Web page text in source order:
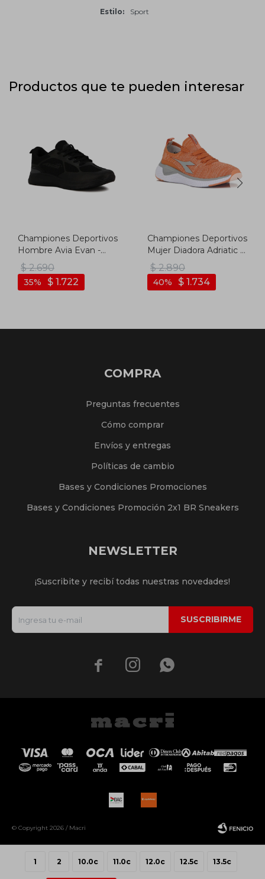
1 2 10.0c 11.0c 12.0c 12.5c 13.5c
Estilo Sport
Productos que te pueden interesar
Championes Deportivos
Hombre Avia Evan -
Negro-negro
$ 2.690
$ 1.722
35
Championes Deportivos
Mujer Diadora Adriatic -
Coral
$ 2.890
$ 1.734
40
COMPRA
Preguntas frecuentes
Cómo comprar
Envíos y entregas
Políticas de cambio
Bases y Condiciones Promociones
Bases y Condiciones Promoción 2x1 BR Sneakers
NEWSLETTER
¡Suscribite y recibí todas nuestras novedades!
SUSCRIBIRME
  
© Copyright 2026 / Macri